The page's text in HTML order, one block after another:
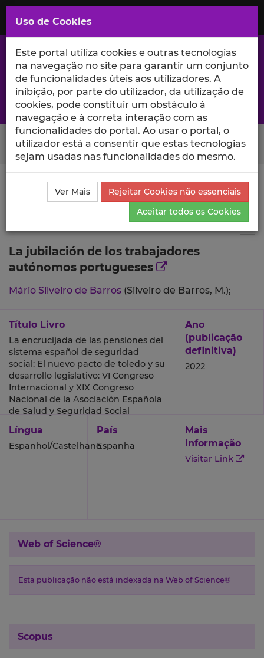
Saltar
para
Conteúdo
Principal
A excelência da investigação e ciência no Iscte
Search Button
Ciência_Iscte Publicações
Descrição Detalhada da
Publicação
La jubilación de los trabajadores
autónomos portugueses
Mário Silveiro de Barros (Silveiro de Barros, M.);
Título Livro
La encrucijada de las pensiones del
sistema español de seguridad
social: El nuevo pacto de toledo y su
desarrollo legislativo: VI Congreso
Internacional y XIX Congreso
Nacional de la Asociación Española
de Salud y Seguridad Social
Ano
(publicação
definitiva)
2022
Língua
Espanhol/Castelhano
País
Espanha
Mais
Informação
Visitar Link
Web of Science®
Esta publicação não está indexada na Web of Science®
Scopus
Uso de Cookies
Este portal utiliza cookies e outras tecnologias
na navegação no site para garantir um conjunto
de funcionalidades úteis aos utilizadores. A
inibição, por parte do utilizador, da utilização de
cookies, pode constituir um obstáculo à
navegação e à correta interação com as
funcionalidades do portal. Ao usar o portal, o
utilizador está a consentir que estas tecnologias
sejam usadas nas funcionalidades do mesmo.
Ver Mais
Rejeitar Cookies não essenciais
Aceitar todos os Cookies